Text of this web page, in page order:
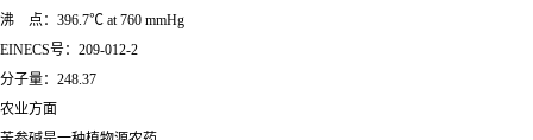
沸 点：396.7℃ at 760 mmHg
EINECS号：209-012-2
分子量：248.37
农业方面